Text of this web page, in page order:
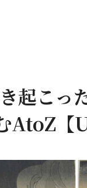
起こっ
AtoZ【